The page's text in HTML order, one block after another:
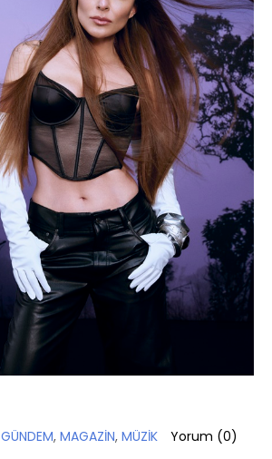
GÜNDEM, MAGAZİN, MÜZİK Yorum (0)